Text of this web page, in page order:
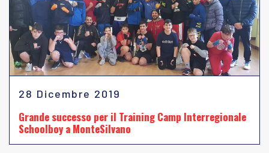
28 Dicembre 2019
Grande successo per il Training Camp Interregionale
Schoolboy a MonteSilvano